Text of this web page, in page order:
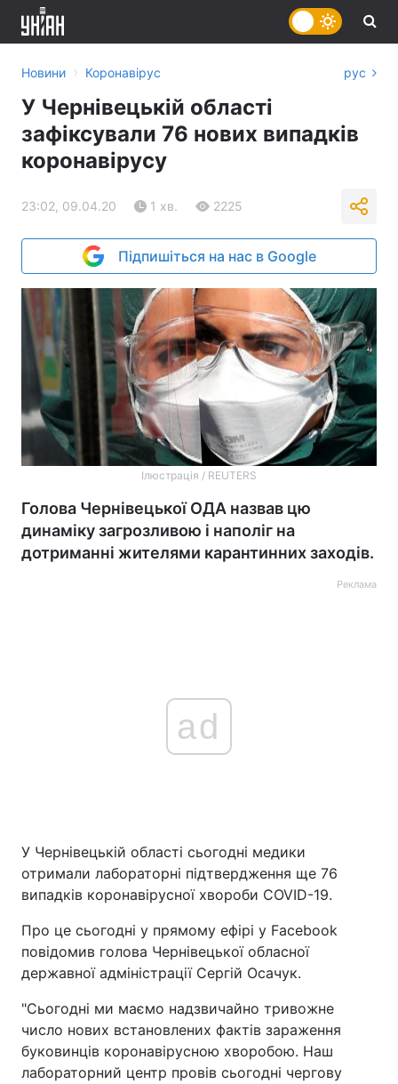
Головна Війна
Економіка Світ
Техно і зв'язок Лайт
Зброя Інциденти
Новини › Коронавірус рус
У Чернівецькій області
зафіксували 76 нових випадків
коронавірусу
23:02, 09.04.20 1 хв. 2225
Підпишіться на нас в Google
Ілюстрація / REUTERS
Голова Чернівецької ОДА назвав цю
динаміку загрозливою і наполіг на
дотриманні жителями карантинних заходів.
Реклама
ad
У Чернівецькій області сьогодні медики
отримали лабораторні підтвердження ще 76
випадків коронавірусної хвороби COVID-19.
Про це сьогодні у прямому ефірі у Facebook
повідомив голова Чернівецької обласної
державної адміністрації Сергій Осачук.
"Сьогодні ми маємо надзвичайно тривожне
число нових встановлених фактів зараження
буковинців коронавірусною хворобою. Наш
лабораторний центр провів сьогодні чергову